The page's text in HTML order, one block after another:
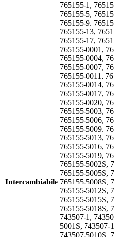
Intercambiabile
765155-1,
765155-5,
765155-9,
765155-13,
765155-17,
765155-0001,
765155-0004,
765155-0007,
765155-0011,
765155-0014,
765155-0017,
765155-0020,
765155-5003,
765155-5006,
765155-5009,
765155-5013,
765155-5016,
765155-5019,
765155-5002S,
765155-5005S,
765155-5008S,
765155-5012S,
765155-5015S,
765155-5018S,
743507-1,
5001S, 743507-
743507-5010S,